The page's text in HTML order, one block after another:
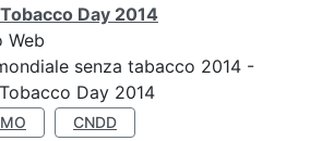
Day 2014
Web
senza tabacco 2014 -
Day 2014
CNDD